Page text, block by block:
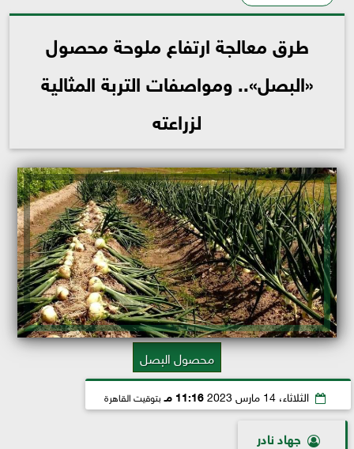
طرق معالجة ارتفاع ملوحة محصول
«البصل».. ومواصفات التربة المثالية
لزراعته
محصول البصل
الثلاثاء، 14 مارس 2023 11:16 مـ بتوقيت القاهرة
جهاد نادر